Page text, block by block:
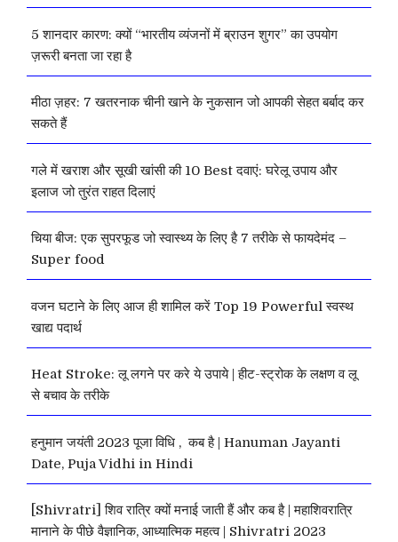
5 शानदार कारण: क्यों “भारतीय व्यंजनों में ब्राउन शुगर” का उपयोग
ज़रूरी बनता जा रहा है
मीठा ज़हर: 7 खतरनाक चीनी खाने के नुकसान जो आपकी सेहत बर्बाद कर
सकते हैं
गले में खराश और सूखी खांसी की 10 Best दवाएं: घरेलू उपाय और
इलाज जो तुरंत राहत दिलाएं
चिया बीज: एक सुपरफूड जो स्वास्थ्य के लिए है 7 तरीके से फायदेमंद –
Super food
वजन घटाने के लिए आज ही शामिल करें Top 19 Powerful स्वस्थ
खाद्य पदार्थ
Heat Stroke: लू लगने पर करे ये उपाये | हीट-स्ट्रोक के लक्षण व लू
से बचाव के तरीके
हनुमान जयंती 2023 पूजा विधि , कब है | Hanuman Jayanti
Date, Puja Vidhi in Hindi
[Shivratri] शिव रात्रि क्यों मनाई जाती हैं और कब है | महाशिवरात्रि
मानाने के पीछे वैज्ञानिक, आध्यात्मिक महत्व | Shivratri 2023